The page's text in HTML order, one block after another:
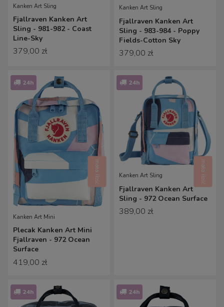
Kanken Art Sling
Fjallraven Kanken Art
Sling - 981-982 - Coast
Line-Sky
379,00 zł
Kanken Art Sling
Fjallraven Kanken Art
Sling - 983-984 - Poppy
Fields-Cotton Sky
379,00 zł
24h
mała ilość
Kanken Art Mini
Plecak Kanken Art Mini
Fjallraven - 972 Ocean
Surface
419,00 zł
24h
mała ilość
Kanken Art Sling
Fjallraven Kanken Art
Sling - 972 Ocean Surface
389,00 zł
24h 24h